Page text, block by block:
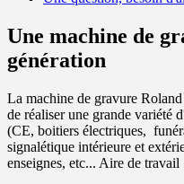
Une machine de
génération
La machine de gravure
de réaliser une grande variété
(CE, boitiers électriques,
signalétique intérieure et
enseignes, etc... Aire de